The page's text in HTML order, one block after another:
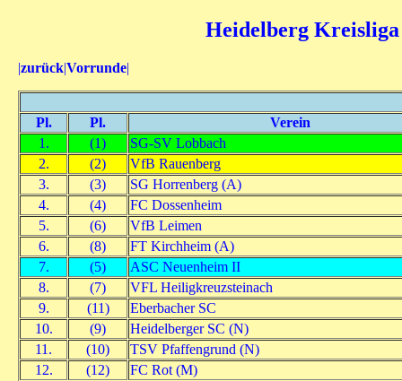
Heidelberg Kreisliga
|zurück|Vorrunde|
Pl. Pl.
Verein
1.
(1)
SG-SV Lobbach
2.
(2)
VfB Rauenberg
3.
(3)
SG Horrenberg (A)
4.
(4)
FC Dossenheim
5.
(6)
VfB Leimen
6.
(8)
FT Kirchheim (A)
7.
(5)
ASC Neuenheim II
8.
(7)
VFL Heiligkreuzsteinach
9.
(11)
Eberbacher SC
10.
(9)
Heidelberger SC (N)
11.
(10)
TSV Pfaffengrund (N)
12.
(12)
FC Rot (M)